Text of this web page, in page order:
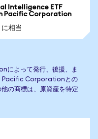
Intelligence ETF
Pacific Corporation
相当
よって発行、後援、ま
Pacific Corporationとの
の商標は、原資産を特定